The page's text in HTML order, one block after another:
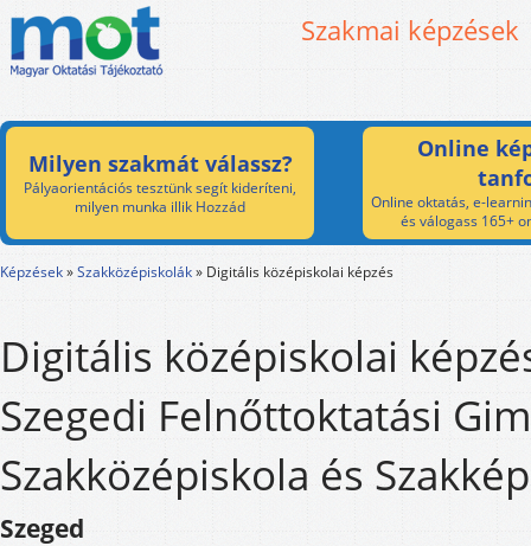
Szakmai képzések
Milyen szakmát válassz?
Pályaorientációs tesztünk segít kideríteni,
milyen munka illik Hozzád
Online
Online oktatás, e-
és válogass 165+
Képzések»Szakközépiskolák» Digitális középiskolai képzés
Digitális középiskolai
Szegedi Felnőttoktatási
Szakközépiskola és
Szeged